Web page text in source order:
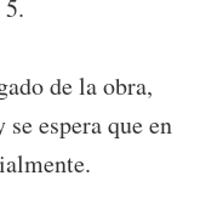
de la obra,
espera que en